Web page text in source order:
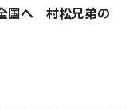
国へ 村松兄弟の